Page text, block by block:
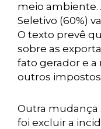
meio ambiente.
Seletivo (60%)
O texto prevê
sobre as
fato gerador e
outros
Outra mudança
foi excluir a